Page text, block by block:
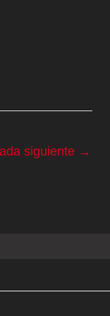
siguiente →